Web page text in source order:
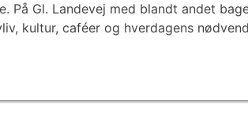
På Gl. Landevej med blandt andet
kultur, caféer og hverdagens